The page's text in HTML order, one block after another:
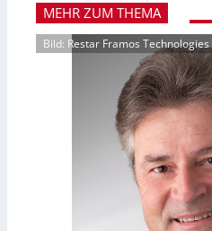
MEHR ZUM THEMA
Bild: Restar Framos Technologies